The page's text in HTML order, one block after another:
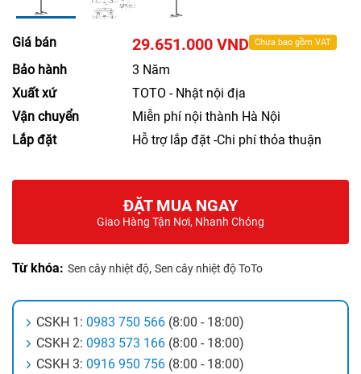
Giá bán 29.651.000 VND Chưa bao gồm VAT
Bảo hành
3 Năm
Xuất xứ
TOTO - Nhật nội địa
Vận chuyển
Miễn phí nội thành Hà Nội
Lắp đặt
Hỗ trợ lắp đặt -Chi phí thỏa thuận
ĐẶT MUA NGAY
Giao Hàng Tận Nơi, Nhanh Chóng
Từ khóa: Sen cây nhiệt độ, Sen cây nhiệt độ ToTo
CSKH 1: 0983 750 566 (8:00 - 18:00)
CSKH 2: 0983 573 166 (8:00 - 18:00)
CSKH 3: 0916 950 756 (8:00 - 18:00)